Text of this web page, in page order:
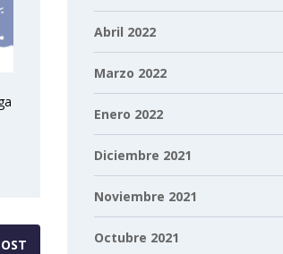
Abril 2022
Marzo 2022
Enero 2022
Diciembre 2021
Noviembre 2021
Octubre 2021